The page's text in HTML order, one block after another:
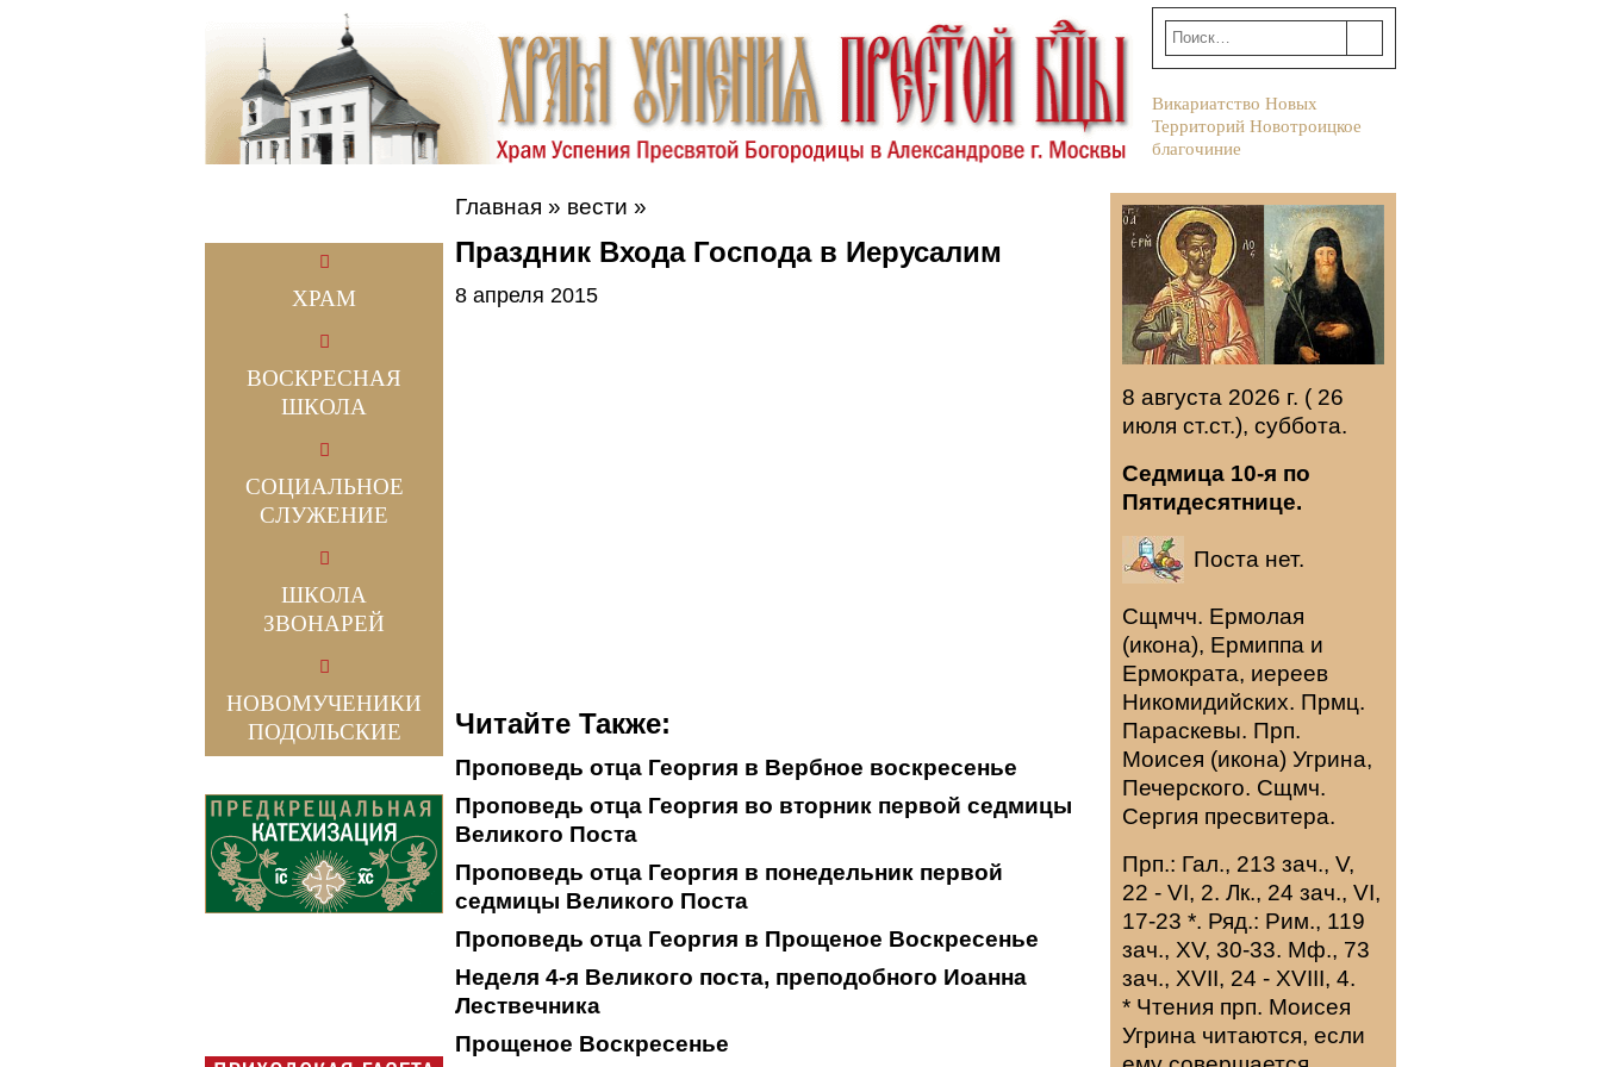
Викариатство Новых
Территорий Новотроицкое
благочиние
ХРАМ
ВОСКРЕСНАЯ
ШКОЛА
СОЦИАЛЬНОЕ
СЛУЖЕНИЕ
ШКОЛА
ЗВОНАРЕЙ
НОВОМУЧЕНИКИ
ПОДОЛЬСКИЕ
Главная » вести »
Праздник Входа Господа в Иерусалим
8 апреля 2015
Читайте Также:
Проповедь отца Георгия в Вербное воскресенье
Проповедь отца Георгия во вторник первой седмицы
Великого Поста
Проповедь отца Георгия в понедельник первой
седмицы Великого Поста
Проповедь отца Георгия в Прощеное Воскресенье
Неделя 4-я Великого поста, преподобного Иоанна
Лествечника
Прощеное Воскресенье
8 августа 2026 г. ( 26
июля ст.ст.), суббота.
Седмица 10-я по
Пятидесятнице.
Поста нет.
Сщмчч. Ермолая
(икона), Ермиппа и
Ермократа, иереев
Никомидийских. Прмц.
Параскевы. Прп.
Моисея (икона) Угрина,
Печерского. Сщмч.
Сергия пресвитера.
Прп.: Гал., 213 зач., V,
22 - VI, 2. Лк., 24 зач., VI,
17-23 *. Ряд.: Рим., 119
зач., XV, 30-33. Мф., 73
зач., XVII, 24 - XVIII, 4.
* Чтения прп. Моисея
Угрина читаются, если